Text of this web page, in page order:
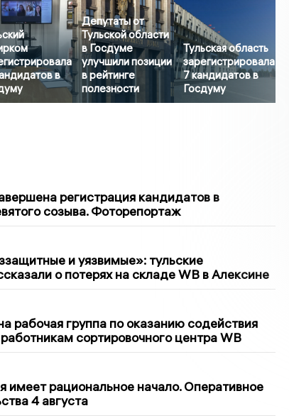
в
Депутаты от
Тульской области
в Госдуме
улучшили позиции
в рейтинге
полезности
Тульская область
зарегистрировала
7 кандидатов в
Госдуму
регистрация кандидатов в
созыва. Фоторепортаж
и уязвимые»: тульские
о потерях на складе WB в Алексине
рабочая группа по оказанию содействия
сортировочного центра WB
имеет рациональное начало. Оперативное
4 августа